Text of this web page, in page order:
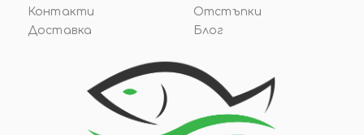
Контакти
Доставка
Отстъпки
Блог